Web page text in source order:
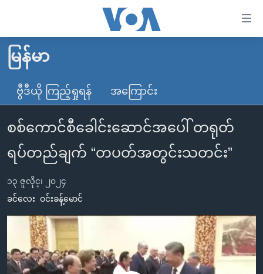
လွယ်ကူ
စေ
သည့်
Link
များ
ပင်မ
သို့
ကျော်
ကြည့်
ပင်မ
အ
မူလစာမျက်နှာ
မြန်မာ
ကမ္ဘာ့သတင်းများ
နိုင်ငံတကာ
အမေရိကန်
အစ္စရေး-ပါလက်စတိုင်း
ဗွီဒီယို
သတင်းလွတ်လပ်ခွင့်
ရပ်ဝန်းတခု လမ်းတခု အလွန်
အင်္ဂလိပ်စာလေ့လာမယ်
မကြေးမုံရဲ့ အင်္ဂလိပ်စာ
ရုပ်ရှင်ထဲက အင်္ဂလိပ်စာ
ရေဒီယို
တီဗွီ
ရေဒီယိုနှင့်ရုပ်သံ အချက်အလက်များ
ရေဒီယို/တီဗွီအစီအစဉ်
မြန်မာ
ဗွီဒီယို ကြည့်ရှုရန် အကြောင်း
စစ်ကောင်စီခေါင်းဆောင်အပေါ် တရုတ်
ရပ်တည်ချက် “တပတ်အတွင်းသတင်း”
၁၃ ဇူလိုင္၊ ၂၀၂၄
ခင်လေး ဝင်းခန့်မောင်